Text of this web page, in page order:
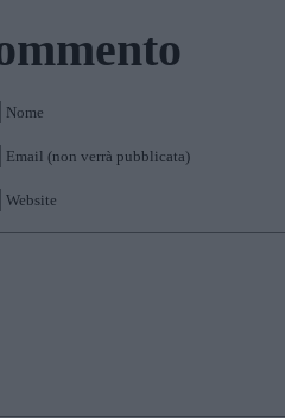
Nome
Email (non verrà pubblicata)
Website